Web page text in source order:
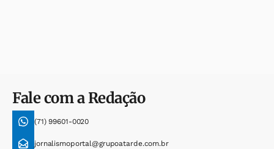
Fale com a Redação
(71) 99601-0020
jornalismoportal@grupoatarde.com.br